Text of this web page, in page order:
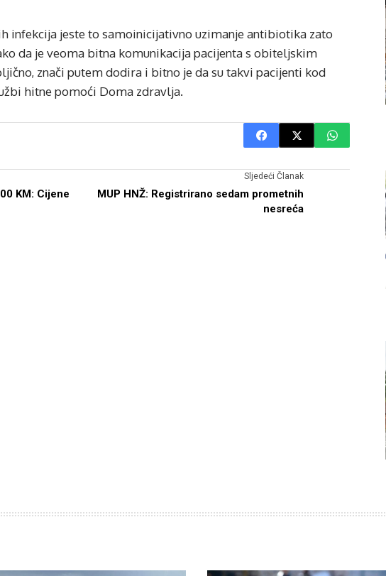
infekcija jeste to samoinicijativno uzimanje antibiotika zato
da je veoma bitna komunikacija pacijenta s obiteljskim
znači putem dodira i bitno je da su takvi pacijenti kod
hitne pomoći Doma zdravlja.
KM: Cijene
Sljedeći Članak
MUP HNŽ: Registrirano sedam prometnih
nesreća